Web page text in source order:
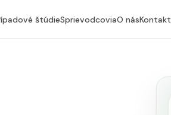
štúdieSprievodcoviaO násKontakt